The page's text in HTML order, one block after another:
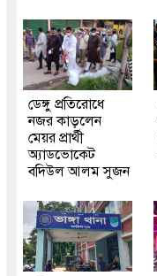
ডেঙ্গু প্রতিরোধে
নজর কাড়লেন
মেয়র প্রার্থী
অ্যাডভোকেট
বদিউল আলম সুজন